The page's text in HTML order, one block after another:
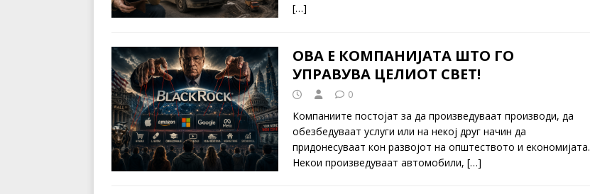
[…]
ОВА Е КОМПАНИЈАТА ШТО ГО
УПРАВУВА ЦЕЛИОТ СВЕТ!
0
Компаниите постојат за да произведуваат производи, да
обезбедуваат услуги или на некој друг начин да
придонесуваат кон развојот на општеството и економијата.
Некои произведуваат автомобили, […]